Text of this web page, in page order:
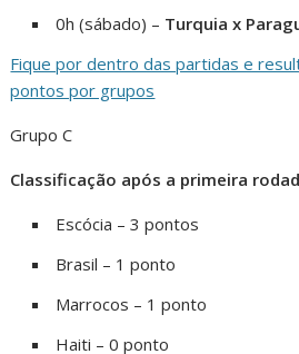
0h (sábado) – Turquia x
Fique por dentro das partidas e
pontos por grupos
Grupo C
Classificação após a primeira
Escócia – 3 pontos
Brasil – 1 ponto
Marrocos – 1 ponto
Haiti – 0 ponto